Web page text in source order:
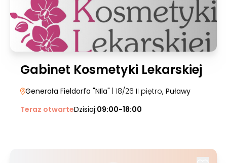
Gabinet Kosmetyki Lekarskiej
Generała Fieldorfa "NIla" | 18/26 II piętro, Puławy
Teraz otwarteDzisiaj:09:00-18:00